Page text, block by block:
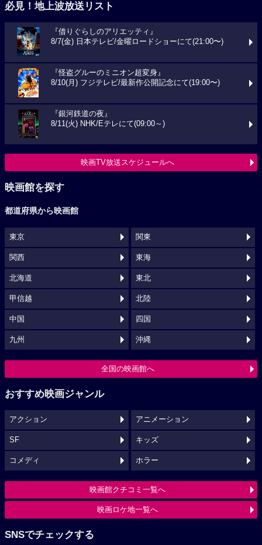
必見！地上波放送リスト
『借りぐらしのアリエッティ』
8/7(金) 日本テレビ/金曜ロードショーにて(21:00〜)
『怪盗グルーのミニオン超変身』
8/10(月) フジテレビ/最新作公開記念にて(19:00〜)
『銀河鉄道の夜』
8/11(火) NHK/Eテレにて(09:00～)
映画TV放送スケジュールへ
映画館を探す
都道府県から映画館
東京 関東
関西 東海
北海道 東北
甲信越 北陸
中国 四国
九州 沖縄
全国の映画館へ
おすすめ映画ジャンル
アクション アニメーション
SF キッズ
コメディ ホラー
映画館クチコミ一覧へ
映画ロケ地一覧へ
SNSでチェックする